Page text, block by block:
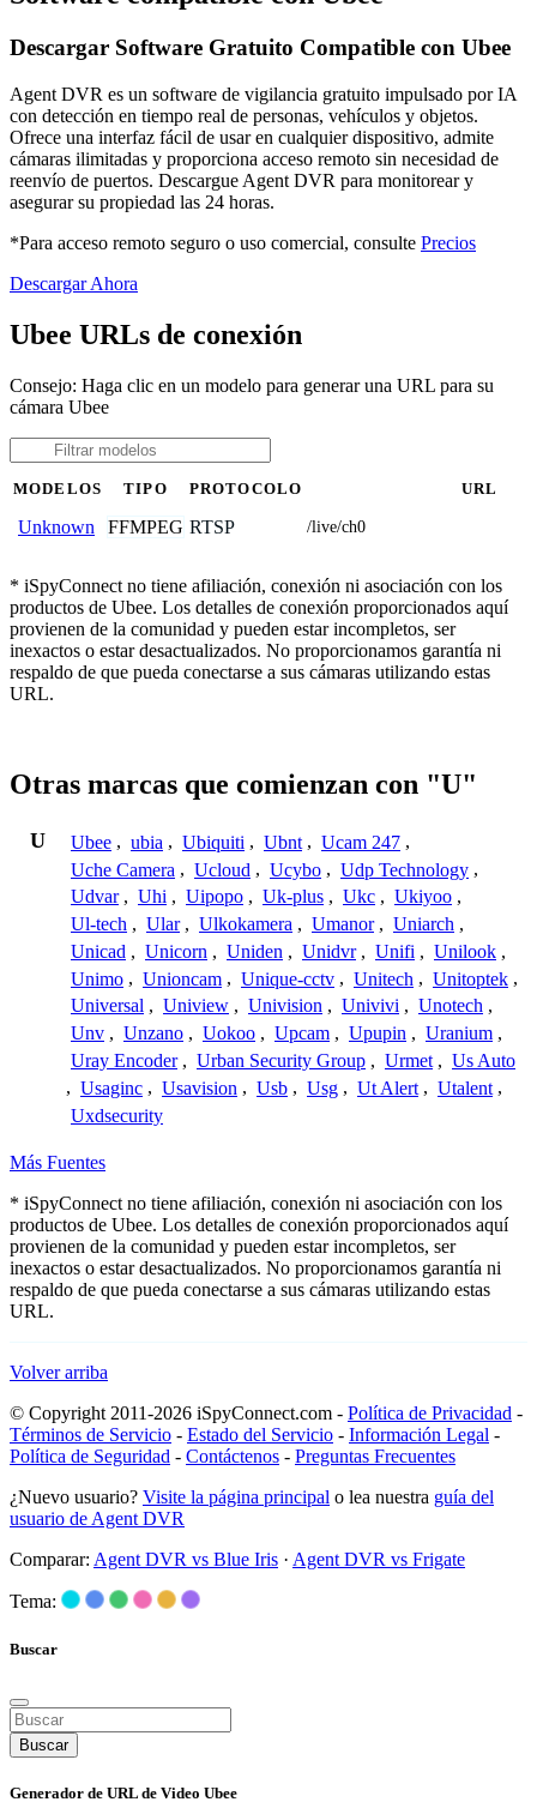
Descargar Software Gratuito Compatible con Ubee
Agent DVR es un software de vigilancia gratuito impulsado por IA
con detección en tiempo real de personas, vehículos y objetos.
Ofrece una interfaz fácil de usar en cualquier dispositivo, admite
cámaras ilimitadas y proporciona acceso remoto sin necesidad de
reenvío de puertos. Descargue Agent DVR para monitorear y
asegurar su propiedad las 24 horas.
*Para acceso remoto seguro o uso comercial, consulte Precios
Descargar Ahora
Ubee URLs de conexión
Consejo: Haga clic en un modelo para generar una URL para su
cámara Ubee
MODELOS TIPO PROTOCOLO URL
Unknown FFMPEG RTSP /live/ch0
* iSpyConnect no tiene afiliación, conexión ni asociación con los
productos de Ubee. Los detalles de conexión proporcionados aquí
provienen de la comunidad y pueden estar incompletos, ser
inexactos o estar desactualizados. No proporcionamos garantía ni
respaldo de que pueda conectarse a sus cámaras utilizando estas
URL.
Otras marcas que comienzan con "U"
U Ubee , ubia , Ubiquiti , Ubnt , Ucam 247 ,
Uche Camera , Ucloud , Ucybo , Udp Technology ,
Udvar , Uhi , Uipopo , Uk-plus , Ukc , Ukiyoo ,
Ul-tech , Ular , Ulkokamera , Umanor , Uniarch ,
Unicad , Unicorn , Uniden , Unidvr , Unifi , Unilook ,
Unimo , Unioncam , Unique-cctv , Unitech , Unitoptek ,
Universal , Uniview , Univision , Univivi , Unotech ,
Unv , Unzano , Uokoo , Upcam , Upupin , Uranium ,
Uray Encoder , Urban Security Group , Urmet , Us Auto
, Usaginc , Usavision , Usb , Usg , Ut Alert , Utalent ,
Uxdsecurity
Más Fuentes
* iSpyConnect no tiene afiliación, conexión ni asociación con los
productos de Ubee. Los detalles de conexión proporcionados aquí
provienen de la comunidad y pueden estar incompletos, ser
inexactos o estar desactualizados. No proporcionamos garantía ni
respaldo de que pueda conectarse a sus cámaras utilizando estas
URL.
Volver arriba
© Copyright 2011-2026 iSpyConnect.com - Política de Privacidad -
Términos de Servicio - Estado del Servicio - Información Legal -
Política de Seguridad - Contáctenos - Preguntas Frecuentes
¿Nuevo usuario? Visite la página principal o lea nuestra guía del
usuario de Agent DVR
Comparar: Agent DVR vs Blue Iris · Agent DVR vs Frigate
Tema:
Buscar
Buscar
Generador de URL de Video Ubee